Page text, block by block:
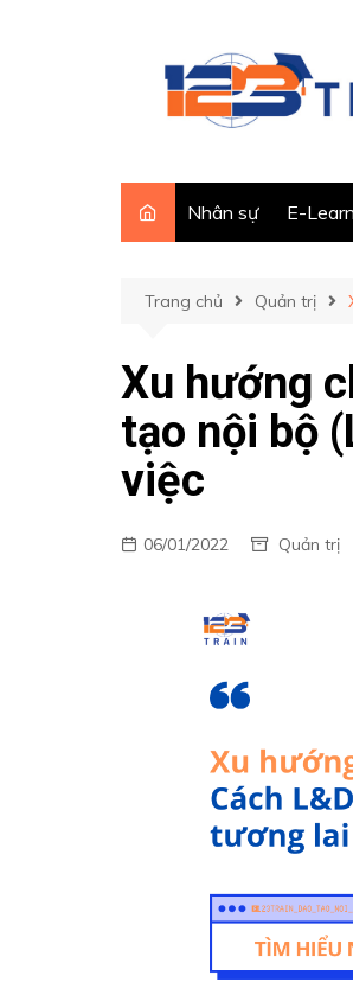
Nhân sự E-
Trang chủ Quản trị
Xu hướng
tạo nội bộ
việc
06/01/2022 Quản trị